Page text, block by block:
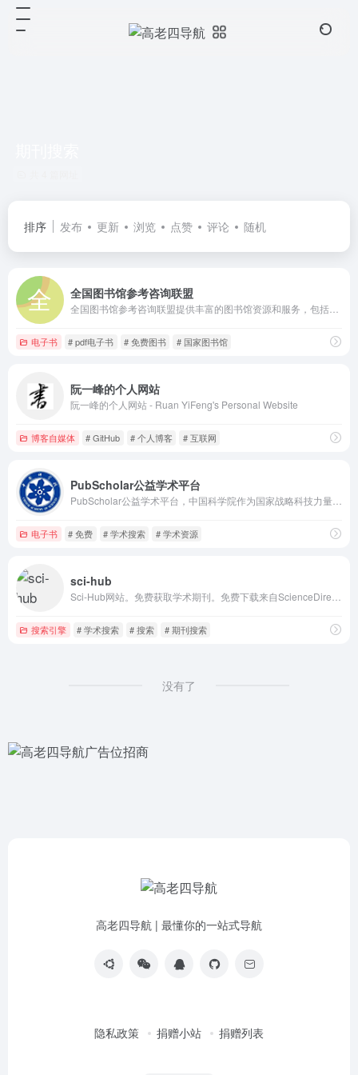
排序 发布 更新 浏览 点赞 评论 随机
全国图书馆参考咨询联盟
电子书 # pdf电子书 # 免费图书 # 国家图书馆
阮一峰的个人网站
阮一峰的个人网站 - Ruan YiFeng's Personal Website
博客自媒体 # GitHub # 个人博客 # 互联网
PubScholar公益学术平台
电子书 # 免费 # 学术搜索 # 学术资源
sci-hub
搜索引擎 # 学术搜索 # 搜索 # 期刊搜索
没有了
高老四导航 | 最懂你的一站式导航
隐私政策 捐赠小站 捐赠列表